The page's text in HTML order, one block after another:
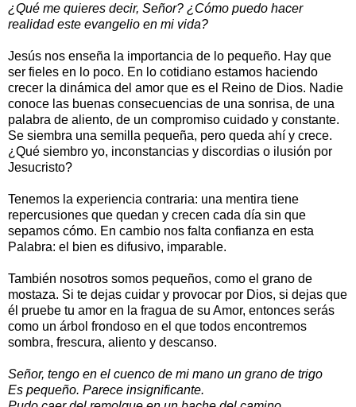
¿Qué me quieres decir, Señor? ¿Cómo puedo hacer
realidad este evangelio en mi vida?
Jesús nos enseña la importancia de lo pequeño. Hay que
ser fieles en lo poco. En lo cotidiano estamos haciendo
crecer la dinámica del amor que es el Reino de Dios. Nadie
conoce las buenas consecuencias de una sonrisa, de una
palabra de aliento, de un compromiso cuidado y constante.
Se siembra una semilla pequeña, pero queda ahí y crece.
¿Qué siembro yo, inconstancias y discordias o ilusión por
Jesucristo?
Tenemos la experiencia contraria: una mentira tiene
repercusiones que quedan y crecen cada día sin que
sepamos cómo. En cambio nos falta confianza en esta
Palabra: el bien es difusivo, imparable.
También nosotros somos pequeños, como el grano de
mostaza. Si te dejas cuidar y provocar por Dios, si dejas que
él pruebe tu amor en la fragua de su Amor, entonces serás
como un árbol frondoso en el que todos encontremos
sombra, frescura, aliento y descanso.
Señor, tengo en el cuenco de mi mano un grano de trigo
Es pequeño. Parece insignificante.